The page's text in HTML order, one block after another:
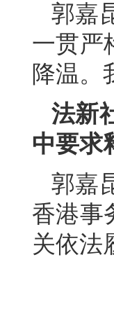
郭嘉
一贯严
降温。
法新
中要求
郭嘉
香港事
关依法